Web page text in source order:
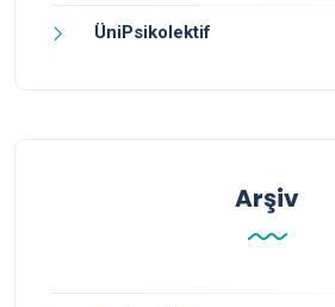
ÜniPsikolektif
Arşiv